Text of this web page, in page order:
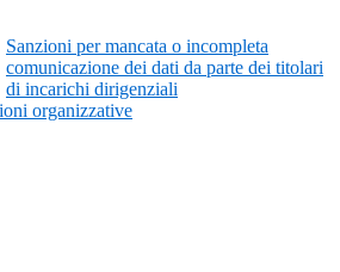
Sanzioni per mancata o incompleta
comunicazione dei dati da parte dei titolari
di incarichi dirigenziali
organizzative